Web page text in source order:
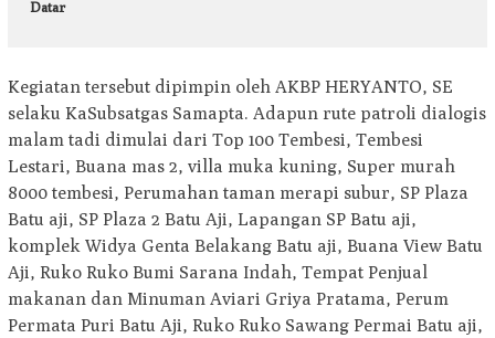
Datar
Kegiatan tersebut dipimpin oleh AKBP HERYANTO, SE
selaku KaSubsatgas Samapta. Adapun rute patroli dialogis
malam tadi dimulai dari Top 100 Tembesi, Tembesi
Lestari, Buana mas 2, villa muka kuning, Super murah
8000 tembesi, Perumahan taman merapi subur, SP Plaza
Batu aji, SP Plaza 2 Batu Aji, Lapangan SP Batu aji,
komplek Widya Genta Belakang Batu aji, Buana View Batu
Aji, Ruko Ruko Bumi Sarana Indah, Tempat Penjual
makanan dan Minuman Aviari Griya Pratama, Perum
Permata Puri Batu Aji, Ruko Ruko Sawang Permai Batu aji,